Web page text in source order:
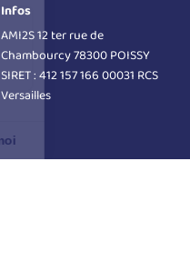
Infos
AMI2S 12 ter rue de
Chambourcy 78300 POISSY
SIRET : 412 157 166 00031 RCS
Versailles